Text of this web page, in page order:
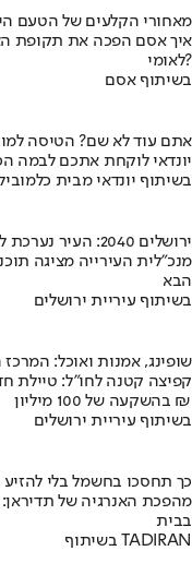
מאחורי הקלעים של הטעם
לאומי?
בשיתוף אסם
אתם עוד לא שם? הטיסה
יונדאי לוקחת אתכם לבמה
בשיתוף יונדאי מבית
ירושלים 2040: העיר נערכת ל- 1.5 מליון תושבים
מנכ"לית העירייה מציגה
הבא
בשיתוף עיריית ירושלים
שופינג, אמנות ואוכל:
קפיצה קטנה לחו"ל: טיילת
בהשקעה של 100 מיליון ₪
בשיתוף עיריית ירושלים
כך תחסכו בחשמל בלי להזיע
מהפכת האנרגיה של
בבית
בשיתוף TADIRAN